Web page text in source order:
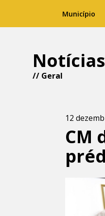
Município
Notícias
// Geral
12
CM